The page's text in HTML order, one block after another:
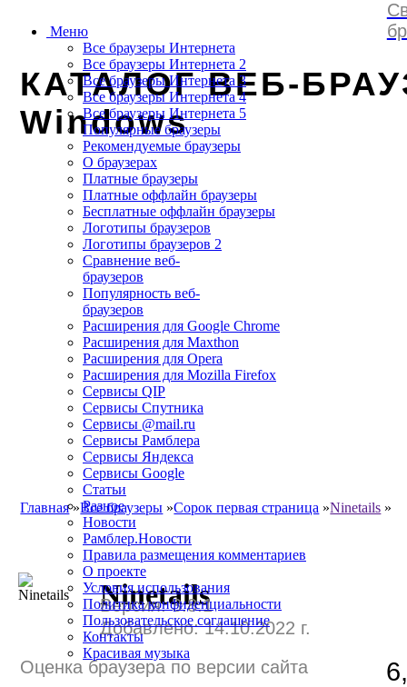
Ninetails
Версия: 3.8.1
Добавлено: 14.10.2022 г.
Оценка браузера по версии сайта
Главная»Все браузеры »Сорок первая страница »Ninetails »
КАТАЛОГ ВЕБ-
Windows
Меню
Все браузеры Интернета
Все браузеры Интернета 2
Все браузеры Интернета 3
Все браузеры Интернета 4
Все браузеры Интернета 5
Популярные браузеры
Рекомендуемые браузеры
О браузерах
Платные браузеры
Платные оффлайн браузеры
Бесплатные оффлайн браузеры
Логотипы браузеров
Логотипы браузеров 2
Сравнение веб-
браузеров
Популярность веб-
браузеров
Расширения для Google Chrome
Расширения для Maxthon
Расширения для Opera
Расширения для Mozilla Firefox
Сервисы QIP
Сервисы Спутника
Сервисы @mail.ru
Сервисы Рамблера
Сервисы Яндекса
Сервисы Google
Статьи
Разное
Новости
Рамблер.Новости
Правила размещения комментариев
О проекте
Условия использования
Политика конфиденциальности
Пользовательское соглашение
Контакты
Красивая музыка